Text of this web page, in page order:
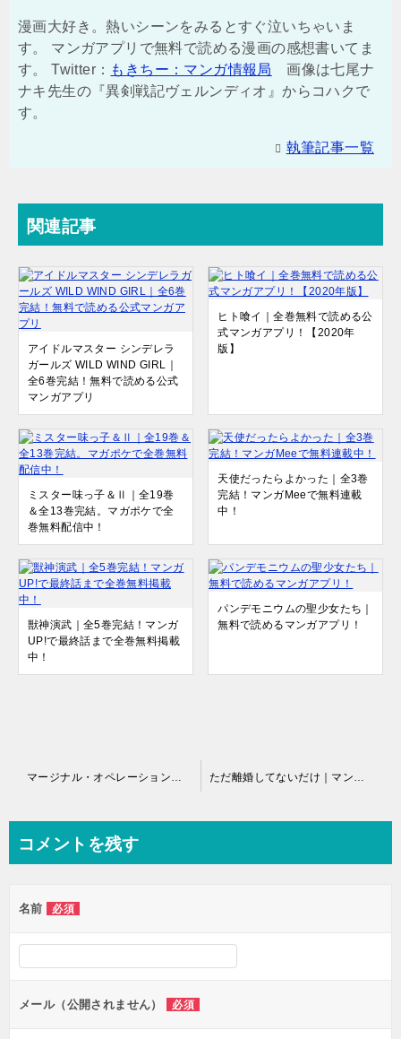
漫画大好き。熱いシーンをみるとすぐ泣いちゃいま
す。 マンガアプリで無料で読める漫画の感想書いてま
す。 Twitter： もきちー：マンガ情報局
画像は七尾ナ
ナキ先生の『異剣戦記ヴェルンディオ』からコハクで
す。
執筆記事一覧
関連記事
アイドルマスター シンデレラ
ガールズ WILD WIND GIRL｜
全6巻完結！無料で読める公式
マンガアプリ
ヒト喰イ｜全巻無料で読める公
式マンガアプリ！【2020年
版】
ミスター味っ子＆Ⅱ｜全19巻
＆全13巻完結。マガポケで全
巻無料配信中！
天使だったらよかった｜全3巻
完結！マンガMeeで無料連載
中！
獣神演武｜全5巻完結！マンガ
UP!で最終話まで全巻無料掲載
中！
パンデモニウムの聖少女たち｜
無料で読めるマンガアプリ！
ビ
ー
シ
ョ
ン
コメントを残す
名前 必須
メール（公開されません） 必須